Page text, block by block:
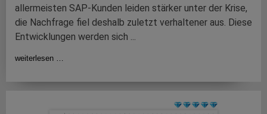
allermeisten SAP-Kunden leiden stärker unter der Krise,
die Nachfrage fiel deshalb zuletzt verhaltener aus. Diese
Entwicklungen werden sich ...
weiterlesen …